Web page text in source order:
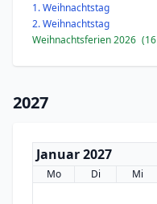
1. Weihnachtstag
2. Weihnachtstag
Weihnachtsferien 2026 (16
2027
Januar 2027
Mo Di Mi